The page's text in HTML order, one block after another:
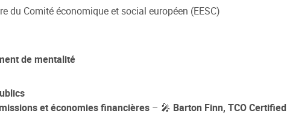
du Comité économique et social européen (EESC)
de mentalité
et économies financières – 🎤 Barton Finn, TCO Certified